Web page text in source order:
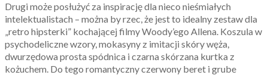
Drugi może posłużyć za inspirację dla nieco nieśmiałych
intelektualistach – można by rzec, że jest to idealny zestaw dla
„retro hipsterki” kochającej filmy Woody’ego Allena. Koszula w
psychodeliczne wzory, mokasyny z imitacji skóry węża,
dwurzędowa prosta spódnica i czarna skórzana kurtka z
kożuchem. Do tego romantyczny czerwony beret i grube